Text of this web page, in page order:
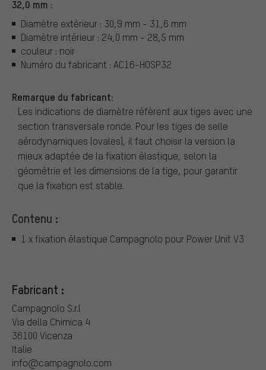
32,0 mm :
Diamètre extérieur : 30,9 mm - 31,6 mm
Diamètre intérieur : 24,0 mm - 28,5 mm
couleur : noir
Numéro du fabricant : AC16-HOSP32
Remarque du fabricant:
Les indications de diamètre réfèrent aux tiges avec une
section transversale ronde. Pour les tiges de selle
aérodynamiques (ovales), il faut choisir la version la
mieux adaptée de la fixation élastique, selon la
géométrie et les dimensions de la tige, pour garantir
que la fixation est stable.
Contenu :
1 x fixation élastique Campagnolo pour Power Unit V3
Fabricant :
Campagnolo S.r.l
Via della Chimica 4
36100 Vicenza
Italie
info@campagnolo.com